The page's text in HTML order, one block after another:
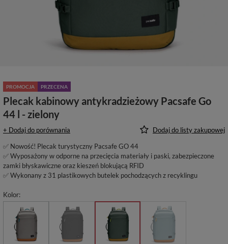
PROMOCJA PRZECENA
Plecak kabinowy antykradzieżowy Pacsafe Go
44 l - zielony
+ Dodaj do porównania
Dodaj do listy zakupowej
✅ Nowość! Plecak turystyczny Pacsafe GO 44
✅ Wyposażony w odporne na przecięcia materiały i paski, zabezpieczone
zamki błyskawiczne oraz kieszeń blokującą RFID
✅ Wykonany z 31 plastikowych butelek pochodzących z recyklingu
Kolor